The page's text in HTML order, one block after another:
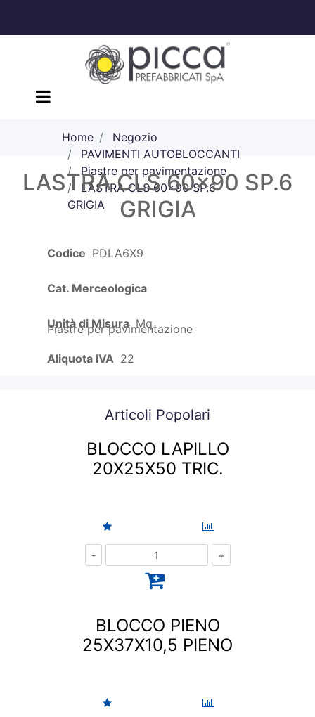
Open menu
Home
Negozio
PAVIMENTI AUTOBLOCCANTI
Piastre per pavimentazione
LASTRA CLS 60x90 SP.6
GRIGIA
LASTRA CLS 60x90 SP.6
GRIGIA
Codice PDLA6X9
Cat. Merceologica
Piastre per pavimentazione
Unità di Misura Mq
Aliquota IVA 22
Articoli Popolari
BLOCCO LAPILLO
20X25X50 TRIC.
BLOCCO PIENO
25X37X10,5 PIENO